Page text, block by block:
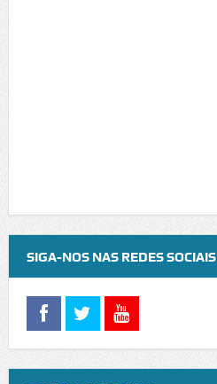
SIGA-NOS NAS REDES SOCIAIS